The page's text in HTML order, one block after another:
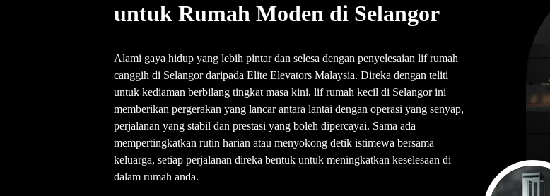
untuk Rumah Moden di Selangor
Alami gaya hidup yang lebih pintar dan selesa dengan penyelesaian lif rumah
canggih di Selangor daripada Elite Elevators Malaysia. Direka dengan teliti
untuk kediaman berbilang tingkat masa kini, lif rumah kecil di Selangor ini
memberikan pergerakan yang lancar antara lantai dengan operasi yang senyap,
perjalanan yang stabil dan prestasi yang boleh dipercayai. Sama ada
mempertingkatkan rutin harian atau menyokong detik istimewa bersama
keluarga, setiap perjalanan direka bentuk untuk meningkatkan keselesaan di
dalam rumah anda.